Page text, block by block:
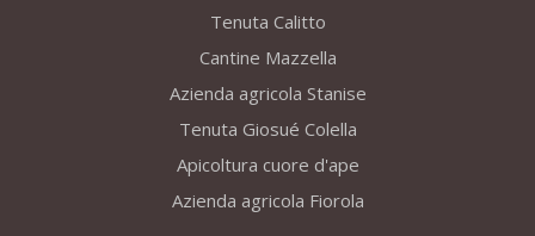
Tenuta Calitto
Cantine Mazzella
Azienda agricola Stanise
Tenuta Giosué Colella
Apicoltura cuore d'ape
Azienda agricola Fiorola